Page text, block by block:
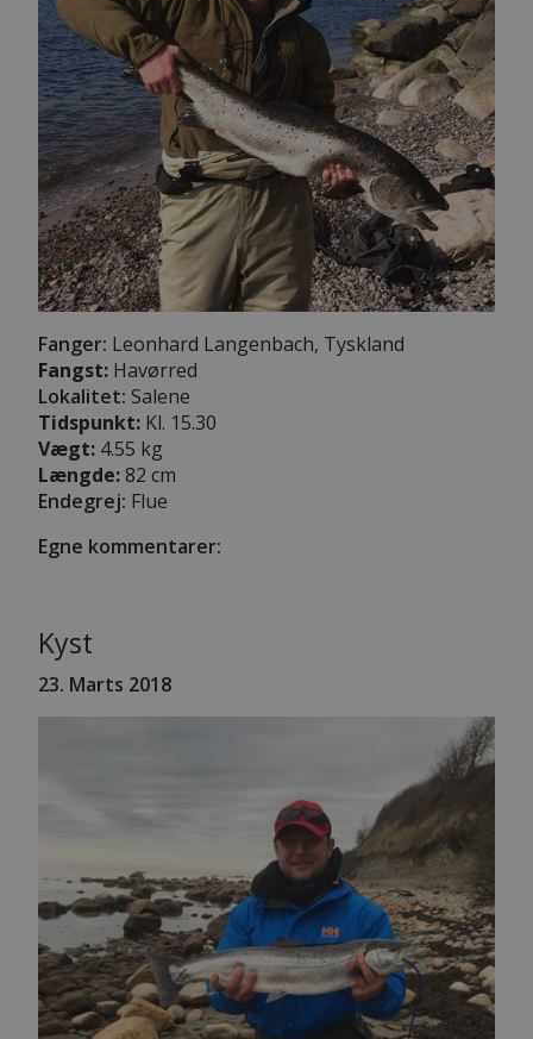
Fanger: Leonhard Langenbach, Tyskland
Fangst: Havørred
Lokalitet: Salene
Tidspunkt: Kl. 15.30
Vægt: 4.55 kg
Længde:82 cm
Endegrej: Flue
Egne kommentarer:
Kyst
23. Marts 2018